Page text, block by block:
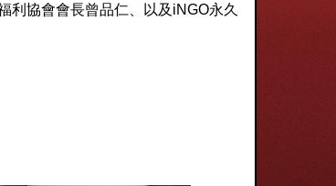
利協會會長曾品仁、以及iNGO永久